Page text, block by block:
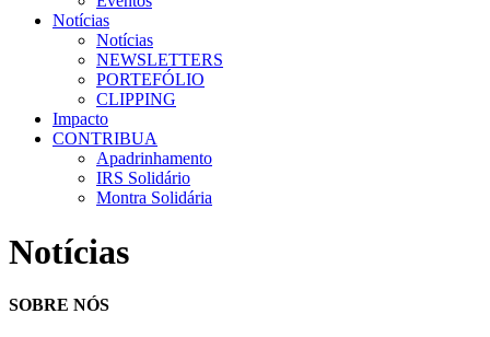
Notícias
Notícias
NEWSLETTERS
PORTEFÓLIO
CLIPPING
Impacto
CONTRIBUA
Apadrinhamento
IRS Solidário
Montra Solidária
Notícias
SOBRE NÓS